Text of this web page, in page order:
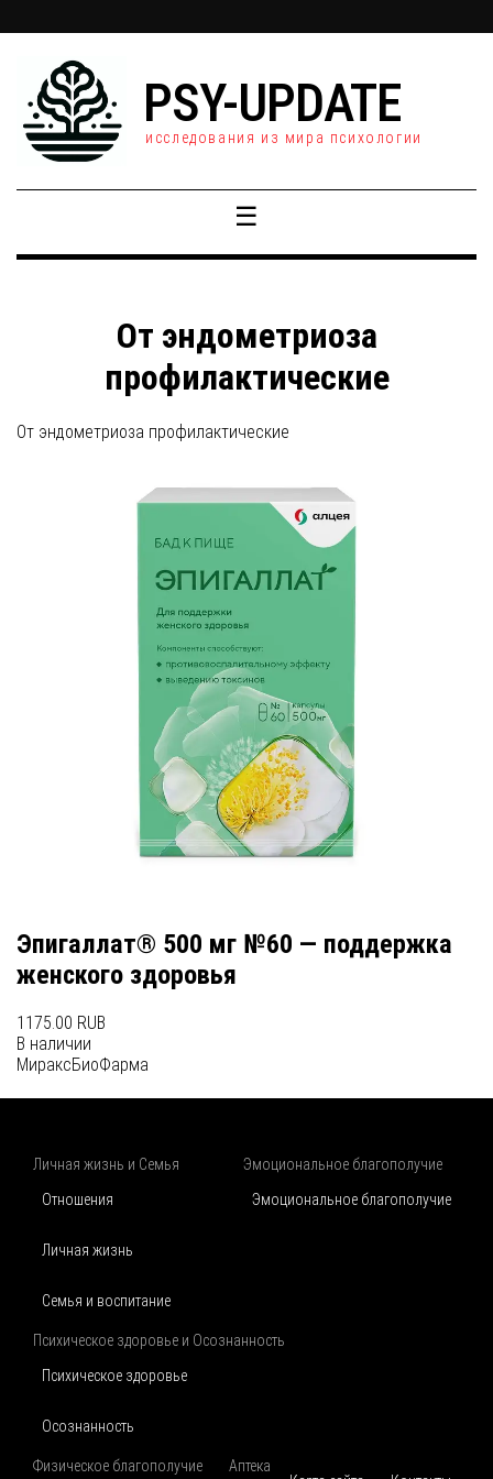
PSY-UPDATE
исследования из мира психологии
☰
От эндометриоза
профилактические
От эндометриоза профилактические
Эпигаллат® 500 мг №60 — поддержка
женского здоровья
1175.00 RUB
В наличии
МираксБиоФарма
Личная жизнь и Семья
Отношения
Личная жизнь
Семья и воспитание
Эмоциональное благополучие
Эмоциональное благополучие
Психическое здоровье и Осознанность
Психическое здоровье
Осознанность
Физическое благополучие
Аптека